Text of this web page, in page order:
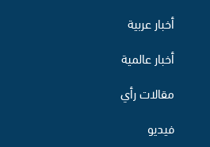
أخبار عربية
أخبار عالمية
مقالات رأي
فيديو